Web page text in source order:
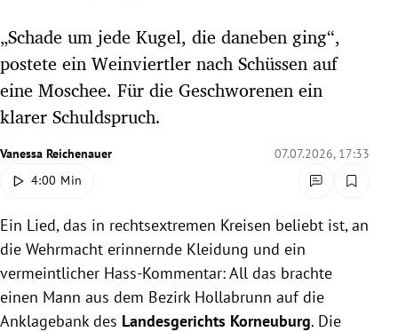
Untermenü
Untermenü
Untermenü
„Schade um jede Kugel, die daneben ging“,
postete ein Weinviertler nach Schüssen auf
eine Moschee. Für die Geschworenen ein
klarer Schuldspruch.
Vanessa Reichenauer
07.07.2026, 17:33
4:00 Min
Ein Lied, das in rechtsextremen Kreisen beliebt ist, an
die Wehrmacht erinnernde Kleidung und ein
vermeintlicher Hass-Kommentar: All das brachte
einen Mann aus dem Bezirk Hollabrunn auf die
Anklagebank des Landesgerichts Korneuburg. Die